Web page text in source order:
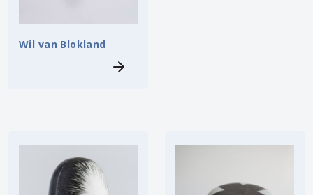
Wil van Blokland